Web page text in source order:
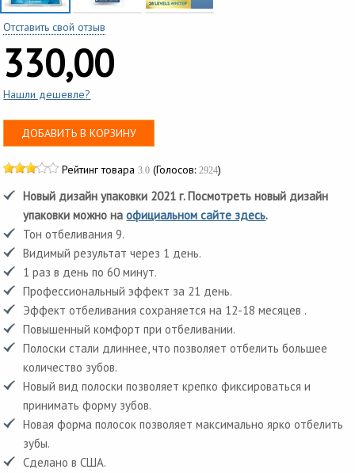
Отставить свой отзыв
330,00
Нашли дешевле?
ДОБАВИТЬ В КОРЗИНУ
Рейтинг товара3.0 (Голосов:2924)
Новый дизайн упаковки 2021 г. Посмотреть новый дизайн
упаковки можно наофициальном сайте здесь.
Тон отбеливания 9.
Видимый результат через 1 день.
1 раз в день по 60 минут.
Профессиональный эффект за 21 день.
Эффект отбеливания сохраняется на 12-18 месяцев .
Повышенный комфорт при отбеливании.
Полоски стали длиннее, что позволяет отбелить большее
количество зубов.
Новый вид полоски позволяет крепко фиксироваться и
принимать форму зубов.
Новая форма полосок позволяет максимально ярко отбелить
зубы.
Сделано в США.